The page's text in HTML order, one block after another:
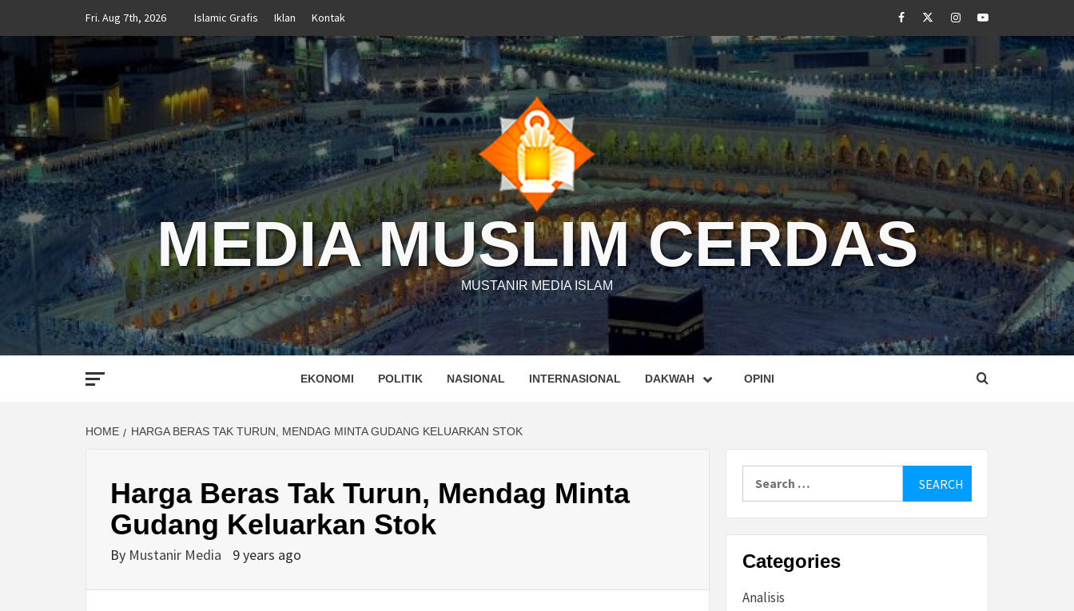
Fri. Aug 7th, 2026 Islamic Grafis Iklan Kontak FacebookTwitterInstagram
Youtube
MEDIA MUSLIM CERDAS
MUSTANIR MEDIA ISLAM
EKONOMI POLITIK NASIONAL INTERNASIONAL DAKWAH OPINI
HOME HARGA BERAS TAK TURUN, MENDAG MINTA GUDANG KELUARKAN STOK
Harga Beras Tak Turun, Mendag Minta
Gudang Keluarkan Stok
By Mustanir Media 9 years ago Categories
Analisis